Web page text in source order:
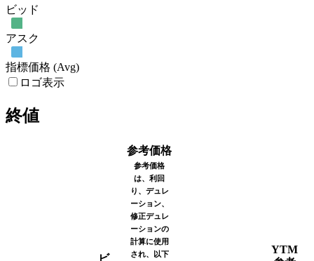
ビッド
アスク
指標価格 (Avg)
ロゴ表示
終値
ビ
参考価格
参考価格
は、利回
り、デュレ
ーション、
修正デュレ
ーションの
計算に使用
され、以下
YTM